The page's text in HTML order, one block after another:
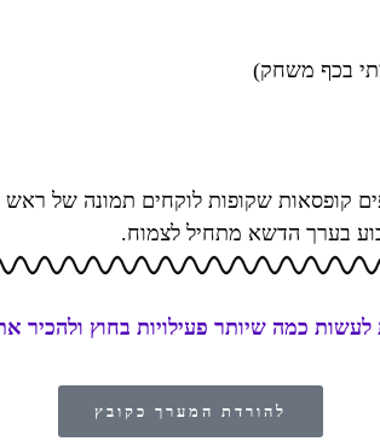
בכף משחק)
קופסאות שקופות לוקחים תמונה של
בערך הדשא מתחיל לצמוח.
כמה שיותר פעילויות בחוץ ולהכיר
להורדת המערך כקובץ